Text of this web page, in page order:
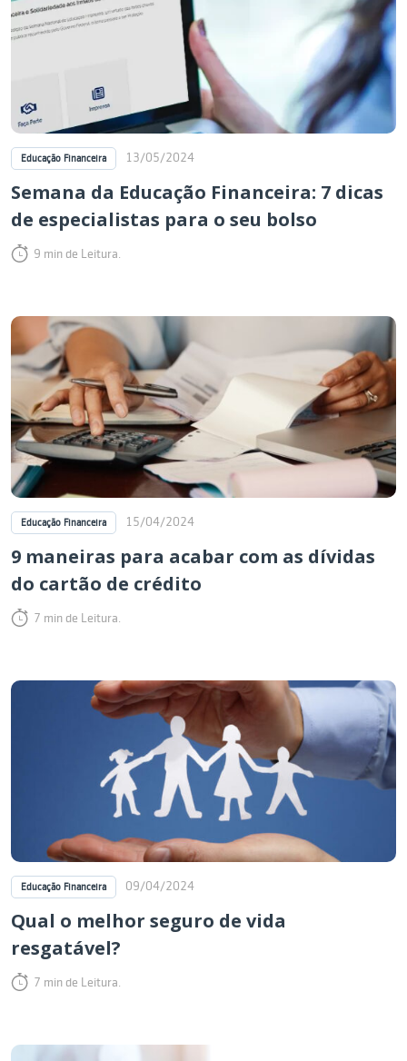
Educação Financeira 13/05/2024
Semana da Educação Financeira: 7 dicas
de especialistas para o seu bolso
9 min de Leitura.
Educação Financeira 15/04/2024
9 maneiras para acabar com as dívidas
do cartão de crédito
7 min de Leitura.
Educação Financeira 09/04/2024
Qual o melhor seguro de vida
resgatável?
7 min de Leitura.